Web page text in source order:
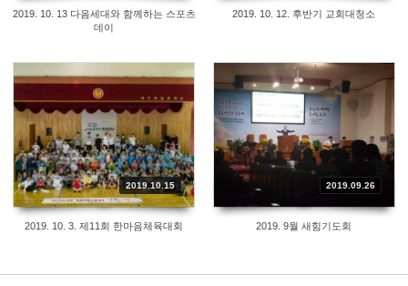
2019. 10. 13 다음세대와 함께하는 스포츠
데이
2019. 10. 12. 후반기 교회대청소
2019.10.15
2019. 10. 3. 제11회 한마음체육대회
2019.09.26
2019. 9월 새힘기도회